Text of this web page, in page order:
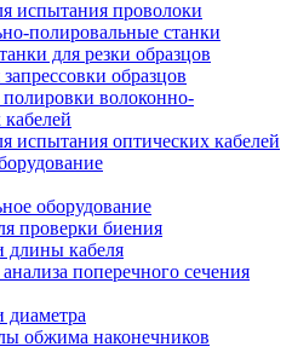
испытания проволоки
полировальные станки
для резки образцов
образцов
волоконно-
испытания оптических кабелей
оборудование
проверки биения
длины кабеля
поперечного сечения
диаметра
обжима наконечников